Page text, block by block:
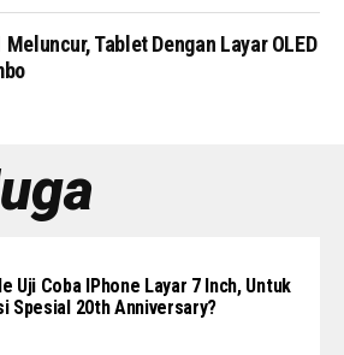
Tablet Dengan Layar OLED
Uji Coba IPhone Layar 7 Inch, Untuk
Spesial 20th Anniversary?